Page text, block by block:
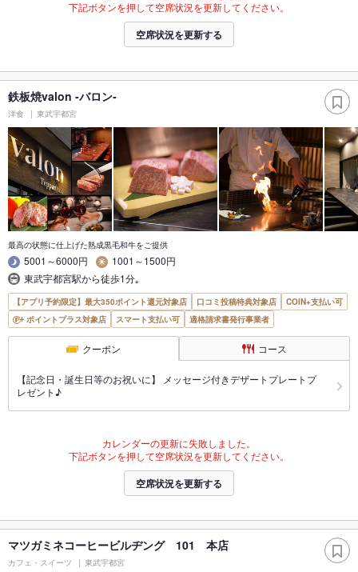
下記ボタンを押して空席状況を更新してください。
空席状況を更新する
鉄板焼valon ‐バロン‐
洋食 東武宇都宮
最高の状態に仕上げた熟成黒毛和牛をご提供
5001～6000円
1001～1500円
東武宇都宮駅から徒歩1分｡
【アプリ予約限定】最大350ポイント還元対象店 口コミ投稿特典対象店
COIN+支払い可
ポイントプラス対象店
スマート支払い可 適格請求書発行事業者
クーポン コース
【記念日・誕生日等のお祝いに】 メッセージ付きデザートプレートプ
レゼント♪
カレンダーの更新に失敗しました。
下記ボタンを押して空席状況を更新してください。
空席状況を更新する
マツガミネコーヒービルヂング 101 本店
カフェ・スイーツ 東武宇都宮